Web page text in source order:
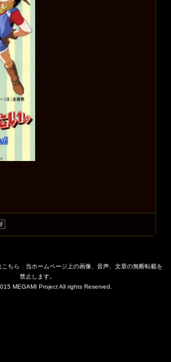
こちら 当ホームページ上の画像、音声、文章の無断転載を
禁止します。
MEGAMI Project All rights Reserved.